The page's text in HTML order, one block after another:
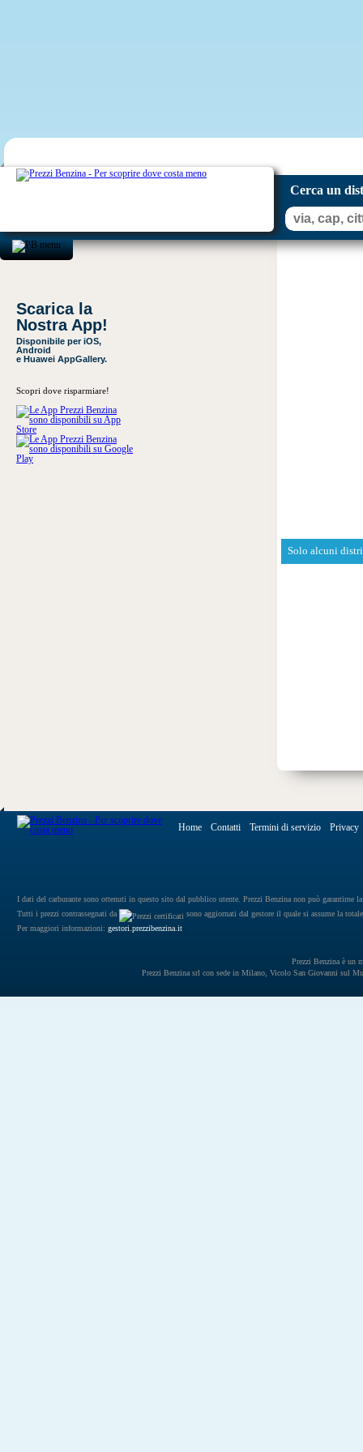
Cerca un
Scarica la
Nostra App!
Disponibile per iOS,
Android
e Huawei AppGallery.
Scopri dove risparmiare!
Solo alcuni
Home Contatti Termini di servizio Privacy
I dati del carburante sono ottenuti in questo sito dal pubblico utente. Prezzi Benzina non può garantirne
Tutti i prezzi contrassegnati da
sono aggiornati dal gestore il quale si assume la
Per maggiori informazioni: gestori.prezzibenzina.it
Prezzi Benzina è un
Prezzi Benzina srl con sede in Milano, Vicolo San Giovanni sul